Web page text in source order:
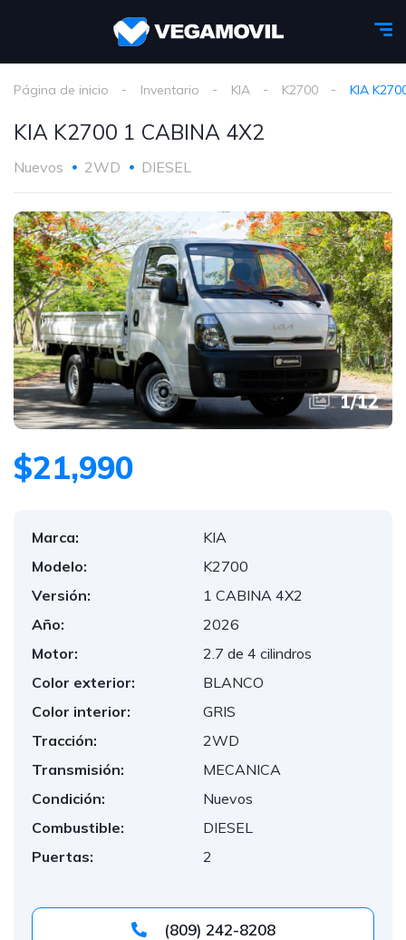
Página de inicio Inventario KIA K2700 KIA
KIA K2700 1 CABINA 4X2
Nuevos 2WD DIESEL
1/12
$21,990
Marca:
KIA
Modelo:
K2700
Versión:
1 CABINA 4X2
Año:
2026
Motor:
2.7 de 4 cilindros
Color exterior:
BLANCO
Color interior:
GRIS
Tracción:
2WD
Transmisión:
MECANICA
Condición:
Nuevos
Combustible:
DIESEL
Puertas:
2
(809) 242-8208